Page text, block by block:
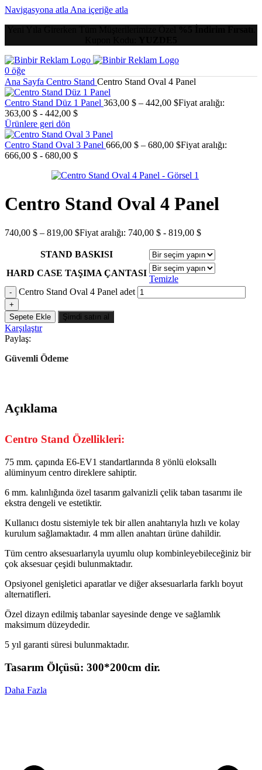
Navigasyona atla Ana içeriğe atla
0 öğe
Ana Sayfa Centro Stand Centro Stand Oval 4 Panel
Centro Stand Düz 1 Panel 363,00 $ – 442,00 $Fiyat aralığı:
363,00 $ - 442,00 $
Ürünlere geri dön
Centro Stand Oval 3 Panel 666,00 $ – 680,00 $Fiyat aralığı:
666,00 $ - 680,00 $
Centro Stand Oval 4 Panel
740,00 $ – 819,00 $Fiyat aralığı: 740,00 $ - 819,00 $
STAND BASKISI
HARD CASE TAŞIMA ÇANTASI
Temizle
Centro Stand Oval 4 Panel adet
Sepete Ekle Şimdi satın al
Karşılaştır
Paylaş:
Güvemli Ödeme
Açıklama
Centro Stand Özellikleri:
75 mm. çapında E6-EV1 standartlarında 8 yönlü eloksallı
alüminyum centro direklere sahiptir.
6 mm. kalınlığında özel tasarım galvanizli çelik taban tasarımı ile
ekstra dengeli ve estetiktir.
Kullanıcı dostu sistemiyle tek bir allen anahtarıyla hızlı ve kolay
kurulum sağlamaktadır. 4 mm allen anahtarı ürüne dahildir.
Tüm centro aksesuarlarıyla uyumlu olup kombinleyebileceğiniz bir
çok aksesuar çeşidi bulunmaktadır.
Opsiyonel genişletici aparatlar ve diğer aksesuarlarla farklı boyut
alternatifleri.
Özel dizayn edilmiş tabanlar sayesinde denge ve sağlamlık
maksimum düzeydedir.
5 yıl garanti süresi bulunmaktadır.
Tasarım Ölçüsü: 300*200cm dir.
Daha Fazla